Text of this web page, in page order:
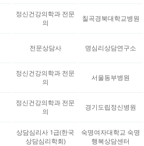
정신건강의학과 전문
의
칠곡경북대학교병원
전문상담사 명심리상담연구소
정신건강의학과 전문
의
서울동부병원
정신건강의학과 전문
의
경기도립정신병원
상담심리사 1급(한국
상담심리학회)
숙명여자대학교 숙명
행복상담센터